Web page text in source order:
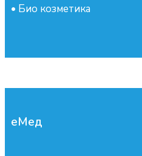
• Био козметика
еМед